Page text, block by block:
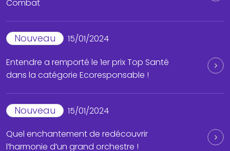
Combat
Nouveau
15/01/2024
Entendre a remporté le 1er prix Top Santé
dans la catégorie Ecoresponsable !
Nouveau
15/01/2024
Quel enchantement de redécouvrir
l’harmonie d’un grand orchestre !